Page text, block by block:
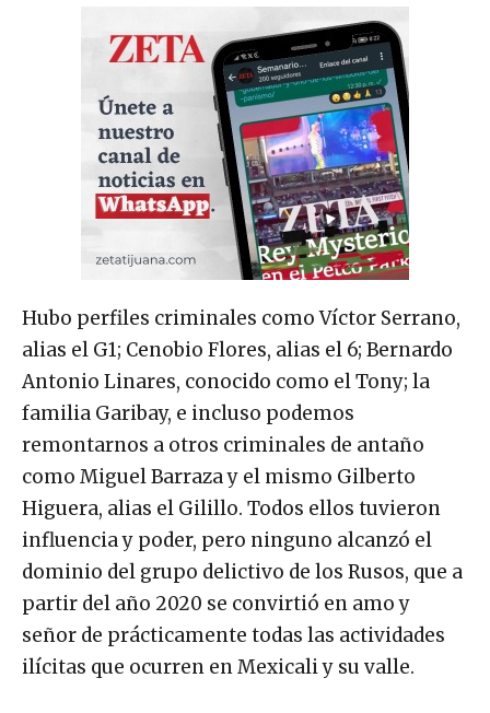
Hubo perfiles criminales como Víctor Serrano,
alias el G1; Cenobio Flores, alias el 6; Bernardo
Antonio Linares, conocido como el Tony; la
familia Garibay, e incluso podemos
remontarnos a otros criminales de antaño
como Miguel Barraza y el mismo Gilberto
Higuera, alias el Gilillo. Todos ellos tuvieron
influencia y poder, pero ninguno alcanzó el
dominio del grupo delictivo de los Rusos, que a
partir del año 2020 se convirtió en amo y
señor de prácticamente todas las actividades
ilícitas que ocurren en Mexicali y su valle.